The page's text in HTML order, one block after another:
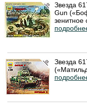
Звезда
Gun
зенитное
Звезда